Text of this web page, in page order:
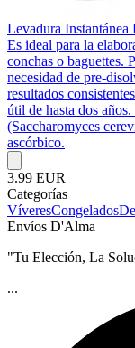
Levadura
Es ideal para la
conchas o baguettes.
necesidad de pre-
resultados
útil de hasta dos
(Saccharomyces
ascórbico.
3.99 EUR
Categorías
VíveresCongelados
Envíos D'Alma
"Tu Elección, La
...